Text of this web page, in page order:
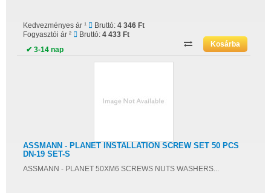
Kedvezményes ár ¹ Bruttó: 4 346 Ft
Fogyasztói ár ²
Bruttó: 4 433 Ft
✔ 3-14 nap
ASSMANN - PLANET INSTALLATION SCREW SET 50 PCS
DN-19 SET-S
ASSMANN - PLANET 50XM6 SCREWS NUTS WASHERS...